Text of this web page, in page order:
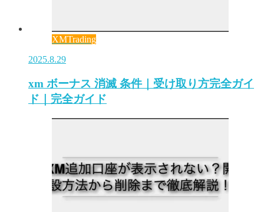
XMTrading
2025.8.29
xm ボーナス 消滅 条件｜受け取り方完全ガイ
ド｜完全ガイド